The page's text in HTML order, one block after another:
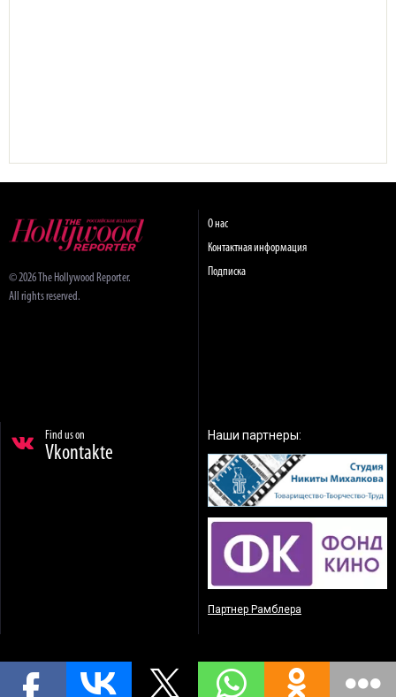
© 2026 The Hollywood Reporter.
All rights reserved.
О нас
Контактная информация
Подписка
Find us on
Vkontakte
Наши партнеры:
Партнер Рамблера